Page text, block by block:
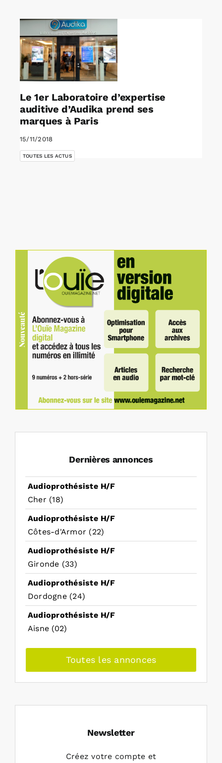
Rechercher:
Annonces emploi
Le 1er Laboratoire d’expertise
auditive d’Audika prend ses
marques à Paris
15/11/2018
TOUTES LES ACTUS
Dernières annonces
Audioprothésiste H/F
Cher (18)
Audioprothésiste H/F
Côtes-d'Armor (22)
Audioprothésiste H/F
Gironde (33)
Audioprothésiste H/F
Dordogne (24)
Audioprothésiste H/F
Aisne (02)
Toutes les annonces
Newsletter
Créez votre compte et